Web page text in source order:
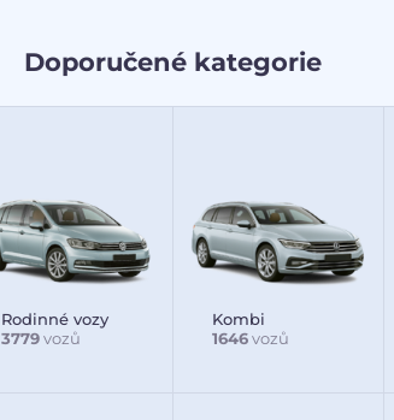
Doporučené kategorie
Rodinné vozy
3779 vozů
Kombi
1646vozů